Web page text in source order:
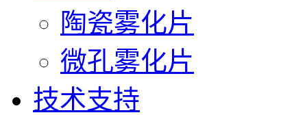
陶瓷雾化片
微孔雾化片
技术支持